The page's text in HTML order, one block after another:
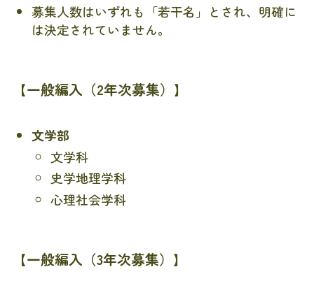
募集人数はいずれも「若干名」とされ、明確に
は決定されていません。
【一般編入（2年次募集）】
文学部
文学科
史学地理学科
心理社会学科
【一般編入（3年次募集）】